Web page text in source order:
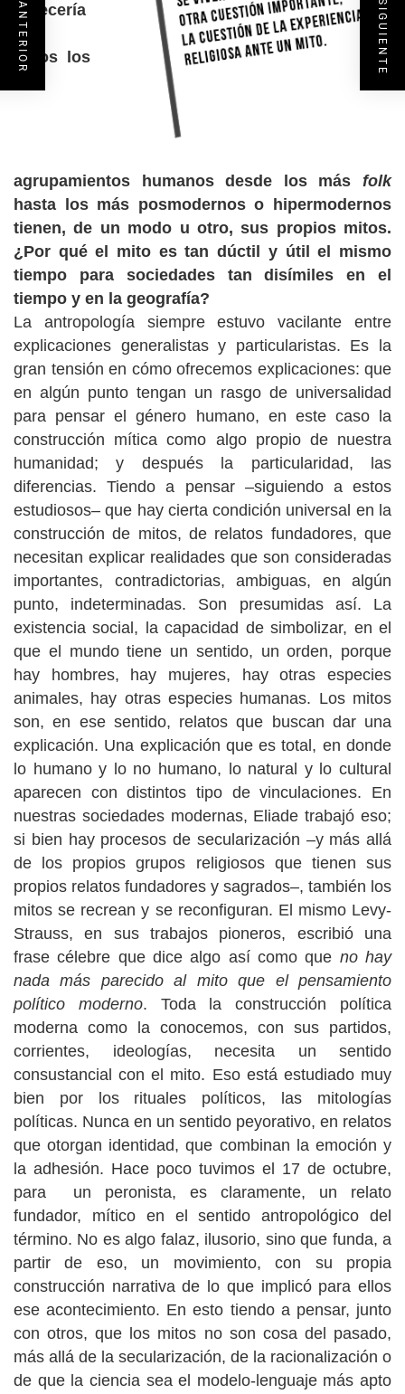
parecería
que
todos los
agrupamientos humanos desde los más folk
hasta los más posmodernos o hipermodernos
tienen, de un modo u otro, sus propios mitos.
¿Por qué el mito es tan dúctil y útil el mismo
tiempo para sociedades tan disímiles en el
tiempo y en la geografía?
La antropología siempre estuvo vacilante entre
explicaciones generalistas y particularistas. Es la
gran tensión en cómo ofrecemos explicaciones: que
en algún punto tengan un rasgo de universalidad
para pensar el género humano, en este caso la
construcción mítica como algo propio de nuestra
humanidad; y después la particularidad, las
diferencias. Tiendo a pensar –siguiendo a estos
estudiosos– que hay cierta condición universal en la
construcción de mitos, de relatos fundadores, que
necesitan explicar realidades que son consideradas
importantes, contradictorias, ambiguas, en algún
punto, indeterminadas. Son presumidas así. La
existencia social, la capacidad de simbolizar, en el
que el mundo tiene un sentido, un orden, porque
hay hombres, hay mujeres, hay otras especies
animales, hay otras especies humanas. Los mitos
son, en ese sentido, relatos que buscan dar una
explicación. Una explicación que es total, en donde
lo humano y lo no humano, lo natural y lo cultural
aparecen con distintos tipo de vinculaciones. En
nuestras sociedades modernas, Eliade trabajó eso;
si bien hay procesos de secularización –y más allá
de los propios grupos religiosos que tienen sus
propios relatos fundadores y sagrados–, también los
mitos se recrean y se reconfiguran. El mismo Levy-
Strauss, en sus trabajos pioneros, escribió una
frase célebre que dice algo así como que no hay
nada más parecido al mito que el pensamiento
político moderno. Toda la construcción política
moderna como la conocemos, con sus partidos,
corrientes, ideologías, necesita un sentido
consustancial con el mito. Eso está estudiado muy
bien por los rituales políticos, las mitologías
políticas. Nunca en un sentido peyorativo, en relatos
que otorgan identidad, que combinan la emoción y
la adhesión. Hace poco tuvimos el 17 de octubre,
para un peronista, es claramente, un relato
fundador, mítico en el sentido antropológico del
término. No es algo falaz, ilusorio, sino que funda, a
partir de eso, un movimiento, con su propia
construcción narrativa de lo que implicó para ellos
ese acontecimiento. En esto tiendo a pensar, junto
con otros, que los mitos no son cosa del pasado,
más allá de la secularización, de la racionalización o
de que la ciencia sea el modelo-lenguaje más apto